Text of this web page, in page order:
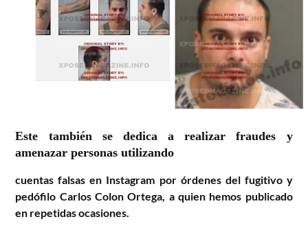
Este también se dedica a realizar fraudes y
amenazar personas utilizando
cuentas falsas en Instagram por órdenes del fugitivo y
pedófilo CarlosColon Ortega, a quien hemos publicado
en repetidas ocasiones.